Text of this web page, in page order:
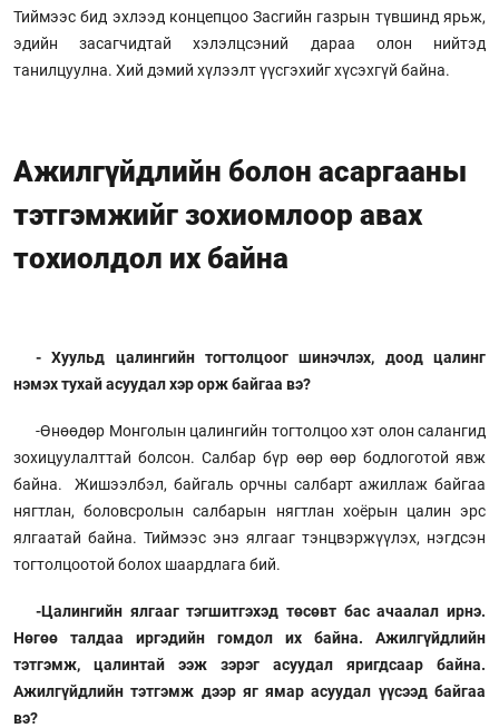
Тиймээс бид эхлээд концепцоо Засгийн газрын түвшинд ярьж,
эдийн засагчидтай хэлэлцсэний дараа олон нийтэд
танилцуулна. Хий дэмий хүлээлт үүсгэхийг хүсэхгүй байна.
Ажилгүйдлийн болон асаргааны
тэтгэмжийг зохиомлоор авах
тохиолдол их байна
- Хуульд цалингийн тогтолцоог шинэчлэх, доод цалинг
нэмэх тухай асуудал хэр орж байгаа вэ?
-Өнөөдөр Монголын цалингийн тогтолцоо хэт олон салангид
зохицуулалттай болсон. Салбар бүр өөр өөр бодлоготой явж
байна. Жишээлбэл, байгаль орчны салбарт ажиллаж байгаа
нягтлан, боловсролын салбарын нягтлан хоёрын цалин эрс
ялгаатай байна. Тиймээс энэ ялгааг тэнцвэржүүлэх, нэгдсэн
тогтолцоотой болох шаардлага бий.
-Цалингийн ялгааг тэгшитгэхэд төсөвт бас ачаалал ирнэ.
Нөгөө талдаа иргэдийн гомдол их байна. Ажилгүйдлийн
тэтгэмж, цалинтай ээж зэрэг асуудал яригдсаар байна.
Ажилгүйдлийн тэтгэмж дээр яг ямар асуудал үүсээд байгаа
вэ?